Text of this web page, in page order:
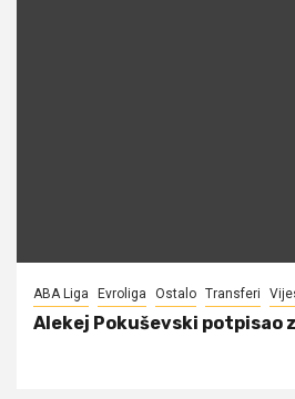
ABA Liga Evroliga Ostalo Transferi
Alekej Pokuševski potpisao